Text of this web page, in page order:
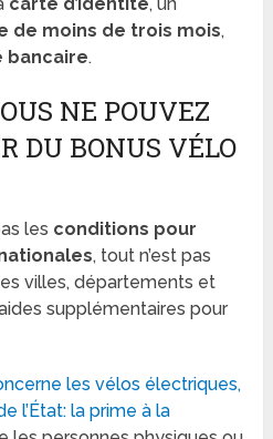
de moins de trois mois,
bancaire.
NE POUVEZ
DU BONUS VÉLO
les conditions pour
, tout n’est pas
villes, départements et
supplémentaires pour
les vélos électriques,
l’État: la prime à la